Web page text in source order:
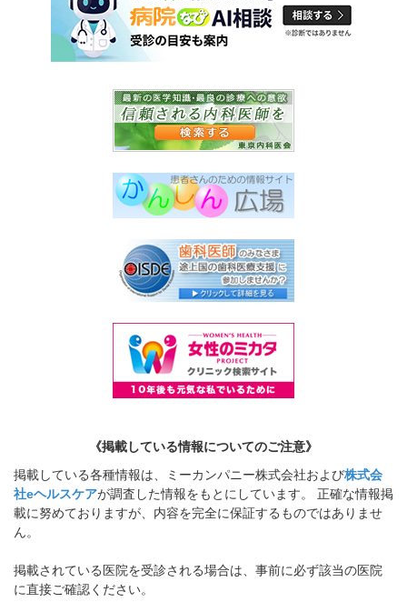
《掲載している情報についてのご注意》
掲載している各種情報は、ミーカンパニー株式会社および株式会
社eヘルスケアが調査した情報をもとにしています。 正確な情報掲
載に努めておりますが、内容を完全に保証するものではありませ
ん。
掲載されている医院を受診される場合は、事前に必ず該当の医院
に直接ご確認ください。